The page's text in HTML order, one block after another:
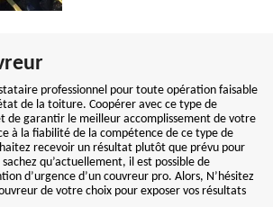
professionnel pour toute opération faisable
de la toiture. Coopérer avec ce type de
de garantir le meilleur accomplissement de votre
à la fiabilité de la compétence de ce type de
recevoir un résultat plutôt que prévu pour
qu’actuellement, il est possible de
d’urgence d’un couvreur pro. Alors, N’hésitez
de votre choix pour exposer vos résultats